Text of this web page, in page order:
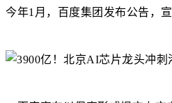
今年1月，百度集团发布公告，